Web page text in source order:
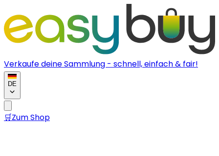
Verkaufe deine Sammlung - schnell, einfach & fair!
DE
🛒Zum Shop